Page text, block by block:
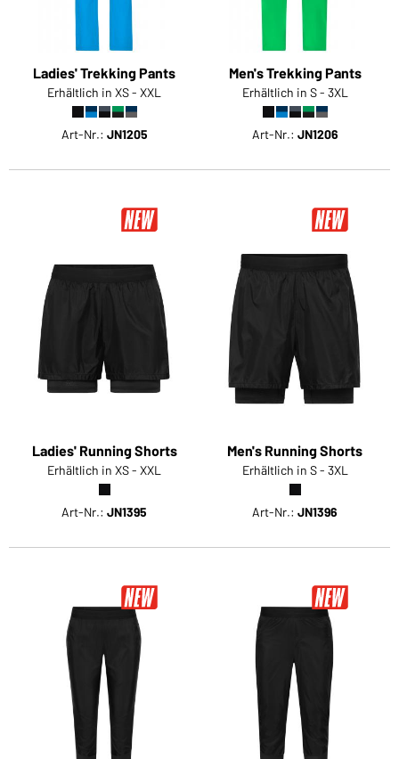
Ladies' Trekking Pants
Erhältlich in XS - XXL
Art-Nr.: JN1205
Men's Trekking Pants
Erhältlich in S - 3XL
Art-Nr.: JN1206
Ladies' Running Shorts
Erhältlich in XS - XXL
Art-Nr.: JN1395
Men's Running Shorts
Erhältlich in S - 3XL
Art-Nr.: JN1396